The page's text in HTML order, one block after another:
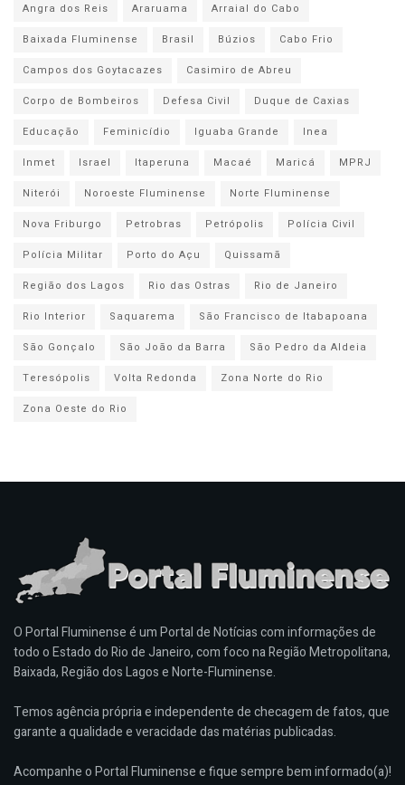
Angra dos Reis Araruama
Arraial do Cabo
Baixada Fluminense
Brasil Búzios
Cabo Frio
Campos dos Goytacazes
Casimiro de Abreu
Corpo de Bombeiros
Defesa Civil
Duque de Caxias
Educação
Feminicídio Iguaba Grande
Inea
Inmet
Israel Itaperuna Macaé Maricá
MPRJ
Niterói
Noroeste Fluminense
Norte Fluminense
Nova Friburgo
Petrobras Petrópolis
Polícia Civil
Polícia Militar
Porto do Açu
Quissamã
Região dos Lagos
Rio das Ostras
Rio de Janeiro
Rio Interior
Saquarema
São Francisco de Itabapoana
São Gonçalo
São João da Barra
São Pedro da Aldeia
Teresópolis
Volta Redonda
Zona Norte do Rio
Zona Oeste do Rio
O Portal Fluminense é um Portal de Notícias com informações de
todo o Estado do Rio de Janeiro, com foco na Região Metropolitana,
Baixada, Região dos Lagos e Norte-Fluminense.
Temos agência própria e independente de checagem de fatos, que
garante a qualidade e veracidade das matérias publicadas.
Acompanhe o Portal Fluminense e fique sempre bem informado(a)!